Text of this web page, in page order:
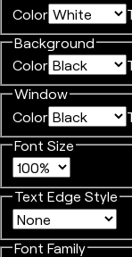
Color
Background
Color
Window
Color
Font Size
Text Edge Style
Font Family